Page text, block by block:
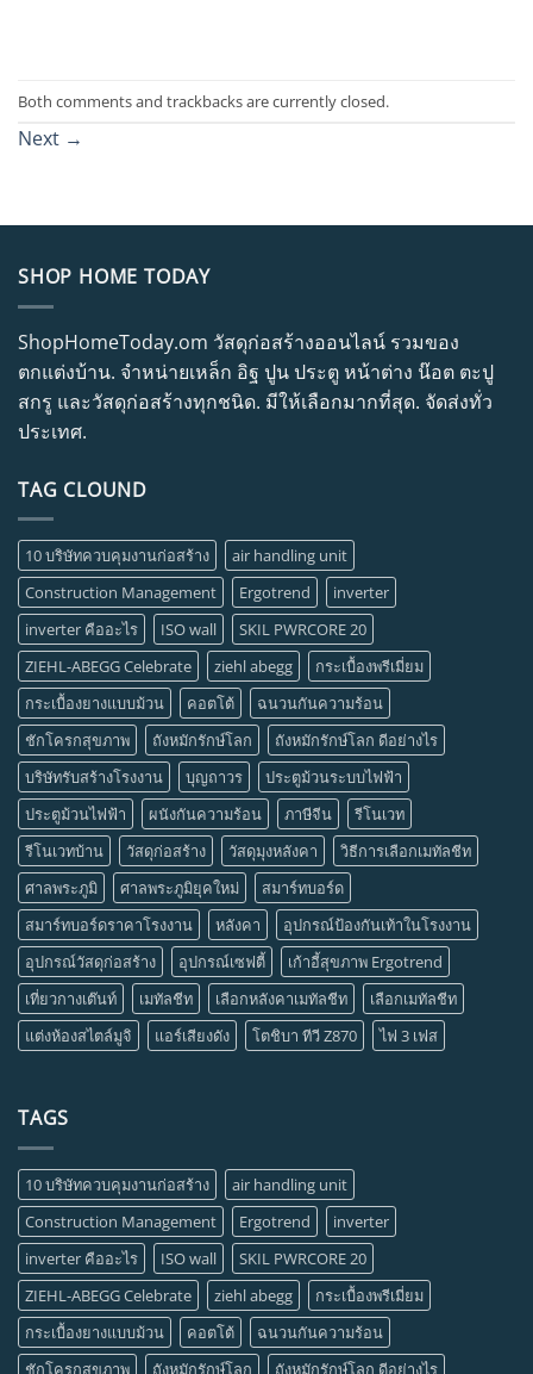
Both comments and trackbacks are currently closed.
Next →
SHOP HOME TODAY
ShopHomeToday.om วัสดุก่อสร้างออนไลน์ รวมของ
ตกแต่งบ้าน. จำหน่ายเหล็ก อิฐ ปูน ประตู หน้าต่าง น๊อต ตะปู
สกรู และวัสดุก่อสร้างทุกชนิด. มีให้เลือกมากที่สุด. จัดส่งทั่ว
ประเทศ.
TAG CLOUND
10 บริษัทควบคุมงานก่อสร้าง
air handling unit
Construction Management
Ergotrend
inverter
inverter คืออะไร
ISO wall
SKIL PWRCORE 20
ZIEHL-ABEGG Celebrate
ziehl abegg
กระเบื้องพรีเมี่ยม
กระเบื้องยางแบบม้วน
คอตโต้
ฉนวนกันความร้อน
ชักโครกสุขภาพ
ถังหมักรักษ์โลก
ถังหมักรักษ์โลก ดีอย่างไร
บริษัทรับสร้างโรงงาน
บุญถาวร
ประตูม้วนระบบไฟฟ้า
ประตูม้วนไฟฟ้า
ผนังกันความร้อน ภาษีจีน
รีโนเวท
รีโนเวทบ้าน
วัสดุก่อสร้าง วัสดุมุงหลังคา
วิธีการเลือกเมทัลชีท
ศาลพระภูมิ
ศาลพระภูมิยุคใหม่
สมาร์ทบอร์ด
สมาร์ทบอร์ดราคาโรงงาน
หลังคา
อุปกรณ์ป้องกันเท้าในโรงงาน
อุปกรณ์วัสดุก่อสร้าง
อุปกรณ์เซฟตี้
เก้าอี้สุขภาพ Ergotrend
เที่ยวกางเต๊นท์
เมทัลชีท เลือกหลังคาเมทัลชีท
เลือกเมทัลชีท
แต่งห้องสไตล์มูจิ
แอร์เสียงดัง โตชิบา ทีวี Z870 ไฟ 3 เฟส
TAGS
10 บริษัทควบคุมงานก่อสร้าง
air handling unit
Construction Management
Ergotrend
inverter
inverter คืออะไร
ISO wall
SKIL PWRCORE 20
ZIEHL-ABEGG Celebrate
ziehl abegg
กระเบื้องพรีเมี่ยม
กระเบื้องยางแบบม้วน
คอตโต้
ฉนวนกันความร้อน
ชักโครกสุขภาพ
ถังหมักรักษ์โลก ถังหมักรักษ์โลก ดีอย่างไร